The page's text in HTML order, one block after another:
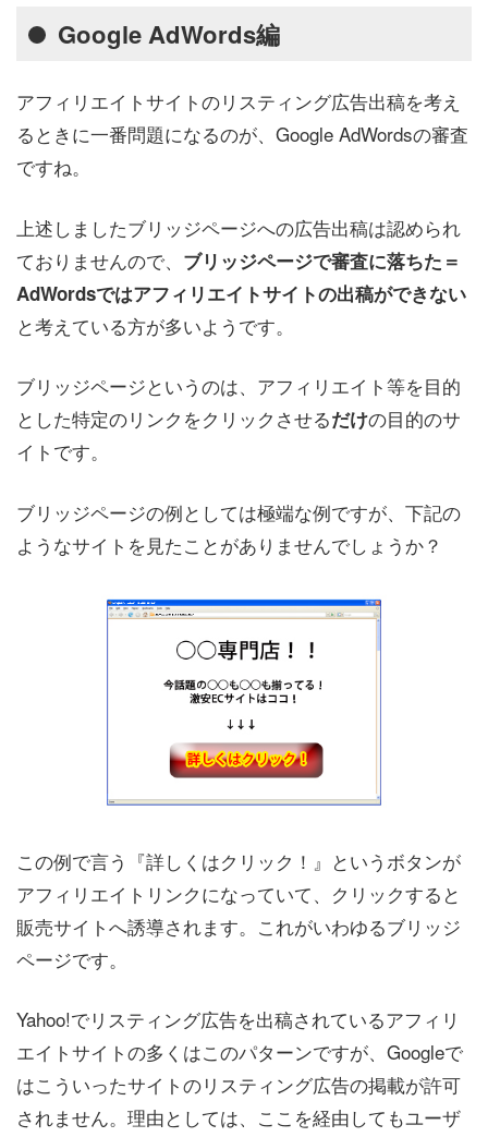
Google AdWords編
アフィリエイトサイトのリスティング広告出稿を考え
るときに一番問題になるのが、Google AdWordsの審査
ですね。
上述しましたブリッジページへの広告出稿は認められ
ておりませんので、 ブリッジページで審査に落ちた＝
AdWordsではアフィリエイトサイトの出稿ができない
と考えている方が多いようです。
ブリッジページというのは、アフィリエイト等を目的
とした特定のリンクをクリックさせるだけの目的のサ
イトです。
ブリッジページの例としては極端な例ですが、下記の
ようなサイトを見たことがありませんでしょうか？
この例で言う『詳しくはクリック！』というボタンが
アフィリエイトリンクになっていて、クリックすると
販売サイトへ誘導されます。これがいわゆるブリッジ
ページです。
Yahoo!でリスティング広告を出稿されているアフィリ
エイトサイトの多くはこのパターンですが、Googleで
はこういったサイトのリスティング広告の掲載が許可
されません。理由としては、ここを経由してもユーザ